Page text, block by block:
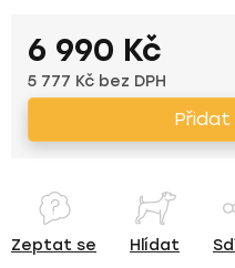
6 990 Kč
5 777 Kč bez DPH
Přidat
Zeptat se Hlídat